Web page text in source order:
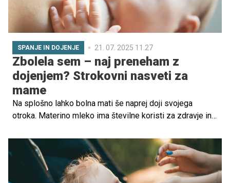
SPANJE IN DOJENJE 21. 07. 2025 11.27
Zbolela sem – naj preneham z
dojenjem? Strokovni nasveti za
mame
Na splošno lahko bolna mati še naprej doji svojega
otroka. Materino mleko ima številne koristi za zdravje in
Pravzaprav, kadar je mati bolna, njeno telo proizvede
specifična protitelesa, ki se z materinim mlekom
prenesejo na otroka in tako nudijo dodatno
zaščito.Vendar pa so v določenih situacijah potrebni